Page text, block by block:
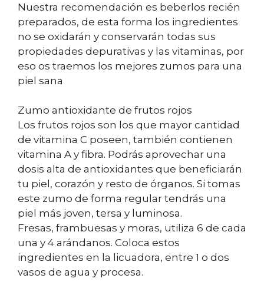
Nuestra recomendación es beberlos recién
preparados, de esta forma los ingredientes
no se oxidarán y conservarán todas sus
propiedades depurativas y las vitaminas, por
eso os traemos los mejores zumos para una
piel sana
Zumo antioxidante de frutos rojos
Los frutos rojos son los que mayor cantidad
de vitamina C poseen, también contienen
vitamina A y fibra. Podrás aprovechar una
dosis alta de antioxidantes que beneficiarán
tu piel, corazón y resto de órganos. Si tomas
este zumo de forma regular tendrás una
piel más joven, tersa y luminosa.
Fresas, frambuesas y moras, utiliza 6 de cada
una y 4 arándanos. Coloca estos
ingredientes en la licuadora, entre 1 o dos
vasos de agua y procesa.